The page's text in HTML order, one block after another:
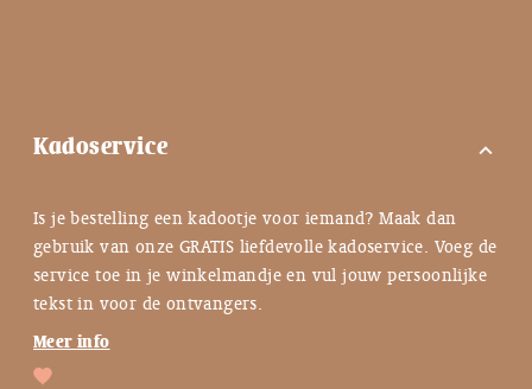
Kadoservice expand_more
Is je bestelling een kadootje voor iemand? Maak dan
gebruik van onze GRATIS liefdevolle kadoservice. Voeg de
service toe in je winkelmandje en vul jouw persoonlijke
tekst in voor de ontvangers.
Meer info